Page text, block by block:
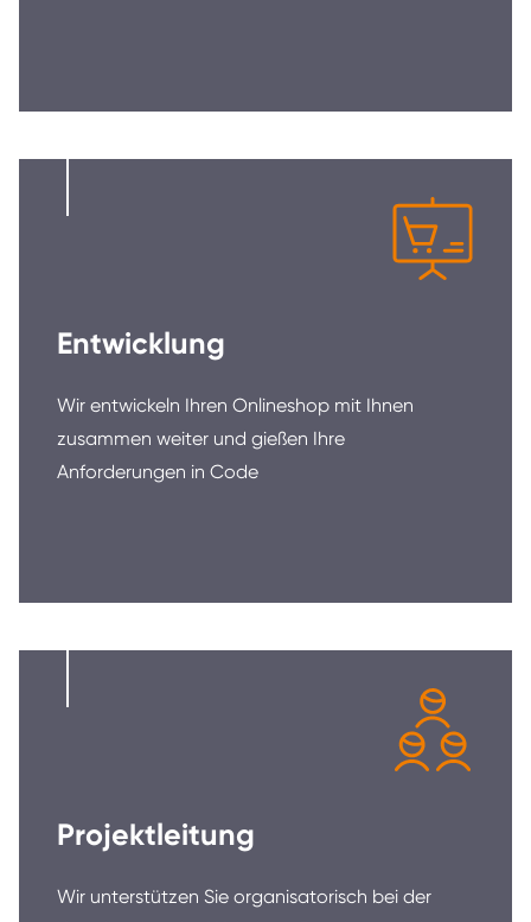
Entwicklung
Wir entwickeln Ihren Onlineshop mit Ihnen
zusammen weiter und gießen Ihre
Anforderungen in Code
Projektleitung
Wir unterstützen Sie organisatorisch bei der